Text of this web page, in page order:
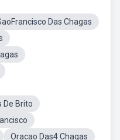
Das Chagas
De Brito
Oracao Das4 Chagas